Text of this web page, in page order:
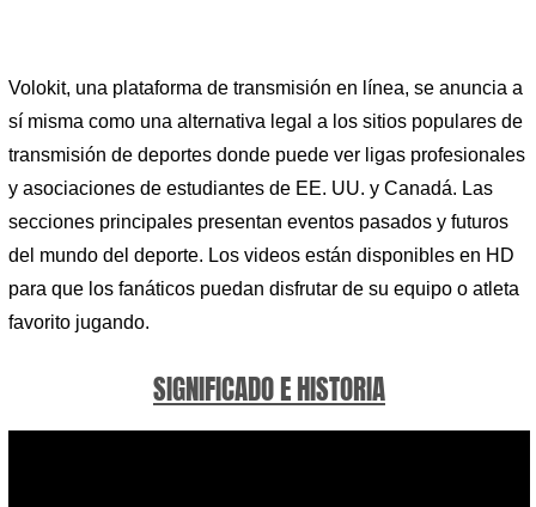
Volokit, una plataforma de transmisión en línea, se anuncia a
sí misma como una alternativa legal a los sitios populares de
transmisión de deportes donde puede ver ligas profesionales
y asociaciones de estudiantes de EE. UU. y Canadá. Las
secciones principales presentan eventos pasados ​​y futuros
del mundo del deporte. Los videos están disponibles en HD
para que los fanáticos puedan disfrutar de su equipo o atleta
favorito jugando.
SIGNIFICADO E HISTORIA